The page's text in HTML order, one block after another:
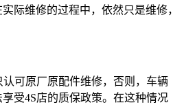
际维修的过程中，依然只是维修，
可原厂原配件维修，否则，车辆
受4S店的质保政策。在这种情况